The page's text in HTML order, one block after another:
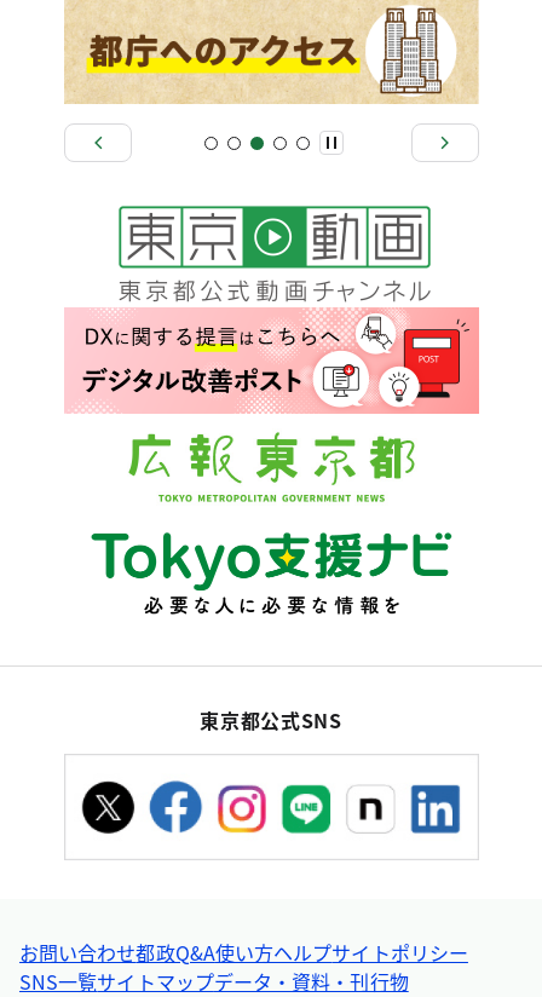
東京都公式SNS
お問い合わせ都政Q&A使い方ヘルプサイトポリシー
SNS一覧サイトマップデータ・資料・刊行物